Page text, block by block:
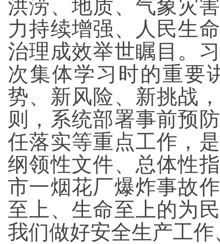
洪涝、地质、气象灾
力持续增强、人民生
治理成效举世瞩目。
次集体学习时的重要
势、新风险、新挑战
则，系统部署事前预
任落实等重点工作，
纲领性文件、总体性
市一烟花厂爆炸事故
至上、生命至上的为
我们做好安全生产工